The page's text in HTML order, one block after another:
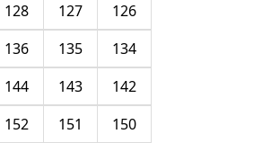
126
127
128
134
135
136
142
143
144
150
151
152